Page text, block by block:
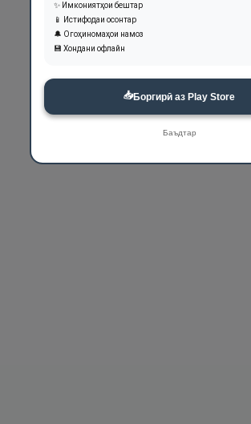
✨ Имкониятҳои бештар
📱 Истифодаи осонтар
🔔 Огоҳиномаҳои намоз
💾 Хондани офлайн
📥Боргирӣ аз Play Store
Баъдтар